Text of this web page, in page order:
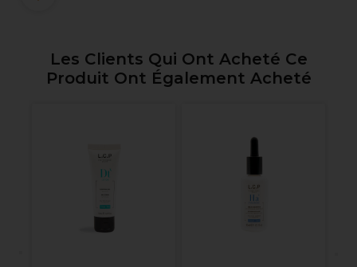
Les Clients Qui Ont Acheté Ce
Produit Ont Également Acheté